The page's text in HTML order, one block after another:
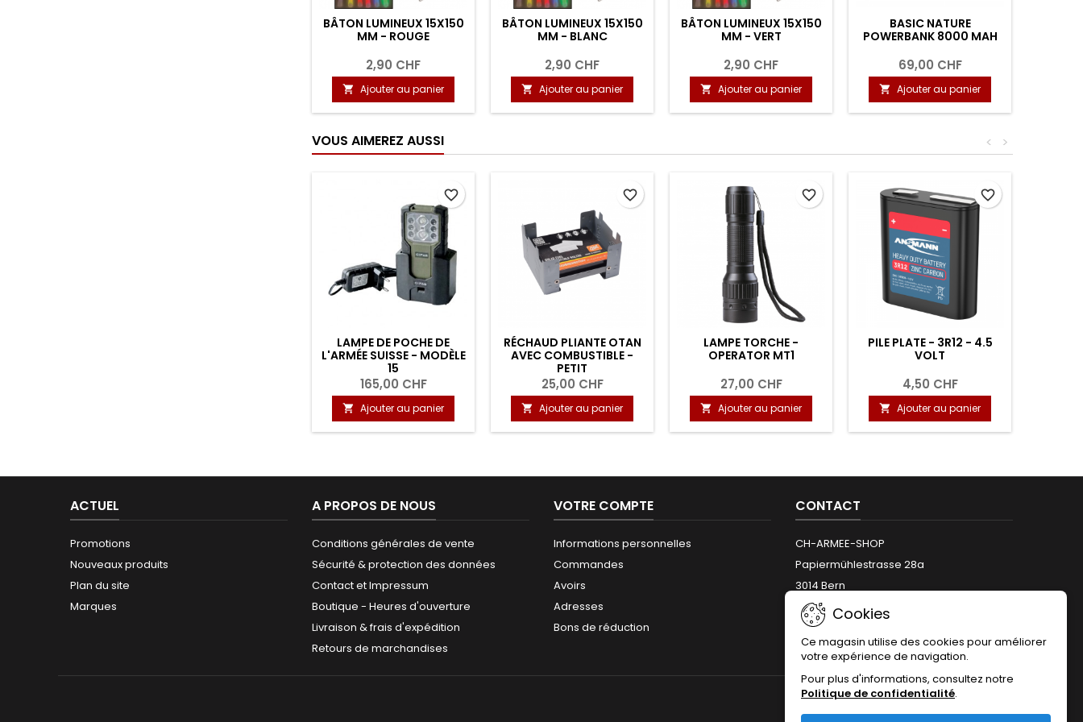
BÂTON LUMINEUX 15X150
MM - ROUGE
2,90 CHF
 Ajouter au panier
BÂTON LUMINEUX 15X150
MM - BLANC
2,90 CHF
 Ajouter au panier
BÂTON LUMINEUX 15X150
MM - VERT
2,90 CHF
 Ajouter au panier
BASIC NATURE
POWERBANK 8000 MAH
69,00 CHF
 Ajouter au panier
VOUS AIMEREZ AUSSI >
<
LAMPE DE POCHE DE
L'ARMÉE SUISSE - MODÈLE
15
165,00 CHF
 Ajouter au panier
favorite_border
RÉCHAUD PLIANTE OTAN
AVEC COMBUSTIBLE -
PETIT
25,00 CHF
 Ajouter au panier
favorite_border
LAMPE TORCHE -
OPERATOR MT1
27,00 CHF
 Ajouter au panier
favorite_border
PILE PLATE - 3R12 - 4.5
VOLT
4,50 CHF
 Ajouter au panier
favorite_border
ACTUEL
Promotions
Nouveaux produits
Plan du site
Marques
A PROPOS DE NOUS
Conditions générales de vente
Sécurité & protection des données
Contact et Impressum
Boutique - Heures d'ouverture
Livraison & frais d'expédition
Retours de marchandises
VOTRE COMPTE
Informations personnelles
Commandes
Avoirs
Adresses
Bons de réduction
CONTACT
CH-ARMEE-SHOP
Papiermühlestrasse 28a
3014 Bern
Téléphone:
+41 (0)31 312 12 66
Email:
Cookies
Ce magasin utilise des cookies pour améliorer
votre expérience de navigation.
Pour plus d'informations, consultez notre
Politique de confidentialité.